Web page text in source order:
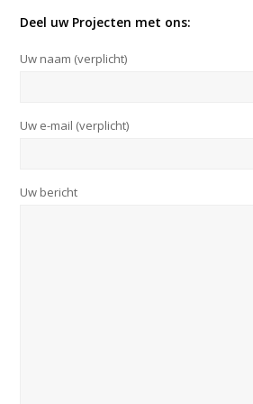
Deel uw Projecten met ons:
Uw naam (verplicht)
Uw e-mail (verplicht)
Uw bericht